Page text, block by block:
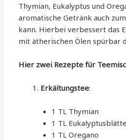
Thymian, Eukalyptus und
aromatische Getränk auch
kann. Hierbei verbessert das
mit ätherischen Ölen spürbar
Hier zwei Rezepte für
Erkältungstee:
1 TL Thymian
1 TL
1 TL Oregano